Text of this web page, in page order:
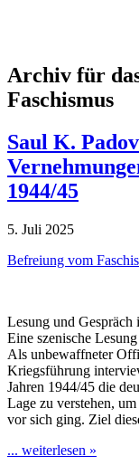
Archiv für
Faschismus
Saul K.
1944/45
5. Juli 2025
Befreiung vom
Lesung und Gespräch
Eine szenische
Als unbewaffneter
Kriegsführung
Jahren 1944/45 die
Lage zu verstehen,
vor sich ging. Ziel
... weiterlesen »